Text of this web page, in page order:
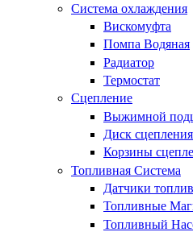
Система охлаждения
Вискомуфта
Помпа Водяная
Радиатор
Термостат
Сцепление
Выжимной
Диск сцепления
Корзины
Топливная Система
Датчики
Топливные
Топливный